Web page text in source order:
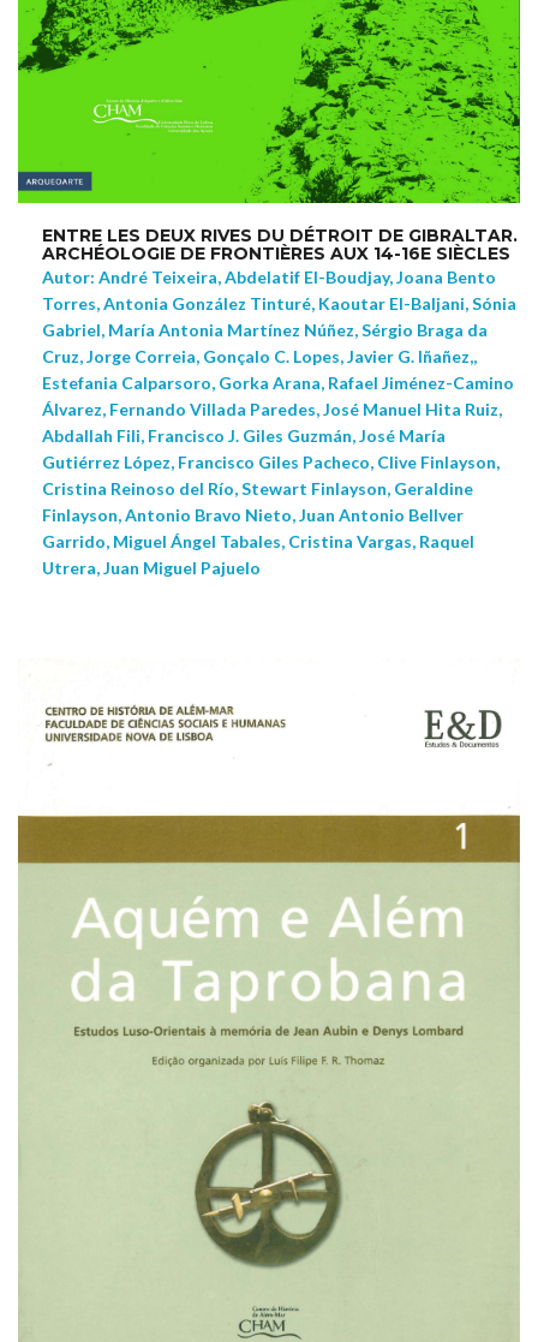
ENTRE LES DEUX RIVES DU DÉTROIT DE GIBRALTAR.
ARCHÉOLOGIE DE FRONTIÈRES AUX 14-16E SIÈCLES
Autor: André Teixeira, Abdelatif El-Boudjay, Joana Bento
Torres, Antonia González Tinturé, Kaoutar El-Baljani, Sónia
Gabriel, María Antonia Martínez Núñez, Sérgio Braga da
Cruz, Jorge Correia, Gonçalo C. Lopes, Javier G. Iñañez,,
Estefania Calparsoro, Gorka Arana, Rafael Jiménez-Camino
Álvarez, Fernando Villada Paredes, José Manuel Hita Ruiz,
Abdallah Fili, Francisco J. Giles Guzmán, José María
Gutiérrez López, Francisco Giles Pacheco, Clive Finlayson,
Cristina Reinoso del Río, Stewart Finlayson, Geraldine
Finlayson, Antonio Bravo Nieto, Juan Antonio Bellver
Garrido, Miguel Ángel Tabales, Cristina Vargas, Raquel
Utrera, Juan Miguel Pajuelo